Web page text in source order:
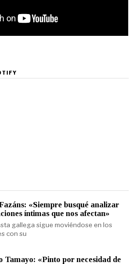
«Siempre busqué analizar
íntimas que nos afectan»
gallega sigue moviéndose en los
con su
Tamayo: «Pinto por necesidad de